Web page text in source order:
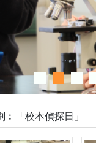
「校本偵探日」